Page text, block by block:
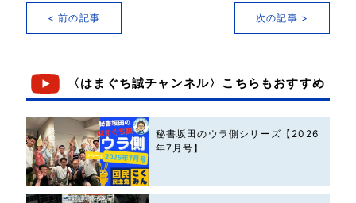
< 前の記事 次の記事 >
〈はまぐち誠チャンネル〉こちらもおすすめ
秘書坂田のウラ側シリーズ【2026
年7月号】